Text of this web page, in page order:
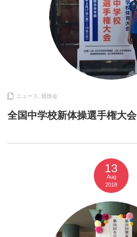
ニュース 競技会
全国中学校新体操選手権大会
13
Aug
2018